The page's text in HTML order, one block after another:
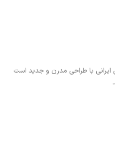
ایرانی با طراحی مدرن و جدید است